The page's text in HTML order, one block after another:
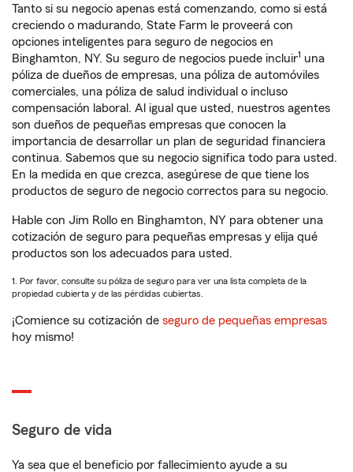
Tanto si su negocio apenas está comenzando, como si está
creciendo o madurando, State Farm le proveerá con
opciones inteligentes para seguro de negocios en
Binghamton, NY. Su seguro de negocios puede incluir1 una
póliza de dueños de empresas, una póliza de automóviles
comerciales, una póliza de salud individual o incluso
compensación laboral. Al igual que usted, nuestros agentes
son dueños de pequeñas empresas que conocen la
importancia de desarrollar un plan de seguridad financiera
continua. Sabemos que su negocio significa todo para usted.
En la medida en que crezca, asegúrese de que tiene los
productos de seguro de negocio correctos para su negocio.
Hable con Jim Rollo en Binghamton, NY para obtener una
cotización de seguro para pequeñas empresas y elija qué
productos son los adecuados para usted.
1. Por favor, consulte su póliza de seguro para ver una lista completa de la
propiedad cubierta y de las pérdidas cubiertas.
¡Comience su cotización de seguro de pequeñas empresas
hoy mismo!
Seguro de vida
Ya sea que el beneficio por fallecimiento ayude a su